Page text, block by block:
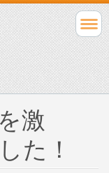
激
た！